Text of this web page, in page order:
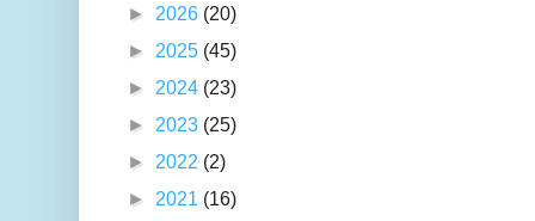
► 2026 (20)
► 2025 (45)
► 2024 (23)
► 2023 (25)
► 2022 (2)
► 2021 (16)